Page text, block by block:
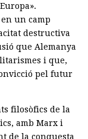
un camp
destructiva
que Alemanya
i que,
pel futur
filosòfics de la
amb Marx i
de la conquesta